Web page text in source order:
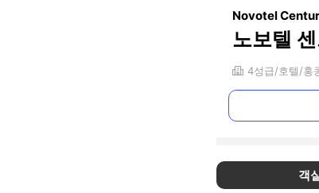
Novotel
노보텔
4성급 호텔 홍
객